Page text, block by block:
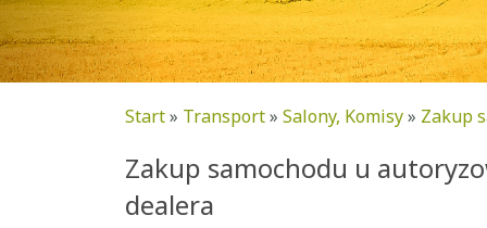
Start» Transport» Salony, Komisy» Zakup
Zakup samochodu u
dealera